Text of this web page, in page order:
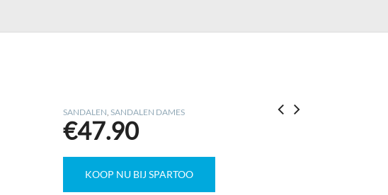
SANDALEN, SANDALEN DAMES
€47.90
KOOP NU BIJ SPARTOO